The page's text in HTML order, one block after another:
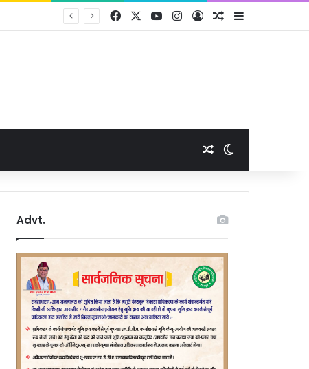
Facebook YouTubeInstagram
Log InRandom Article
Random Article
Advt.